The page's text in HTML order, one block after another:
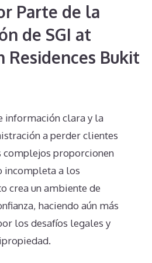
Parte de la
de SGI at
Residences Bukit
información clara y la
a perder clientes
complejos proporcionen
incompleta a los
crea un ambiente de
haciendo aún más
los desafíos legales y